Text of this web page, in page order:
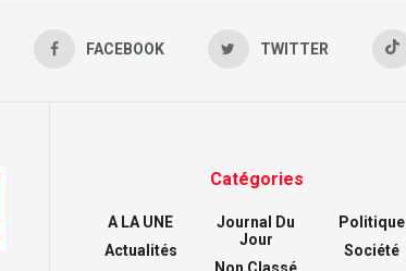
FACEBOOK TWITTER
Catégories
A LA UNE
Actualités
Journal Du
Jour
Non Classé
Politique
Société